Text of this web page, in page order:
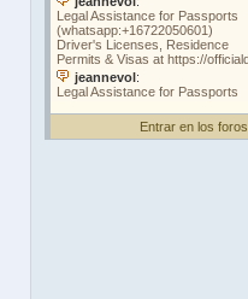
Entrar en los foros